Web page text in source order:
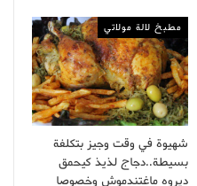
مطبخ لالة مولاتي
شهيوة في وقت وجيز بتكلفة
بسيطة..دجاج لذيذ كيحمق
ديروه ماغتندموش وخصوصا